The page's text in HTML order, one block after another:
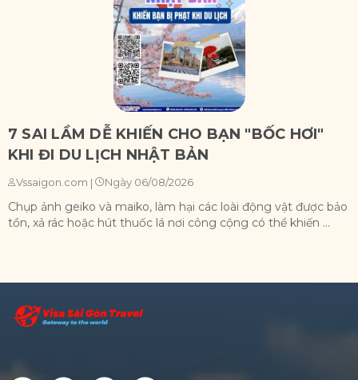
7 SAI LẦM DỄ KHIẾN CHO BẠN "BỐC HƠI"
KHI ĐI DU LỊCH NHẬT BẢN
Vssaigon.com | Ngày 06/08/2026
Chụp ảnh geiko và maiko, làm hại các loài động vật được bảo
tồn, xả rác hoặc hút thuốc lá nơi công cộng có thể khiến ...